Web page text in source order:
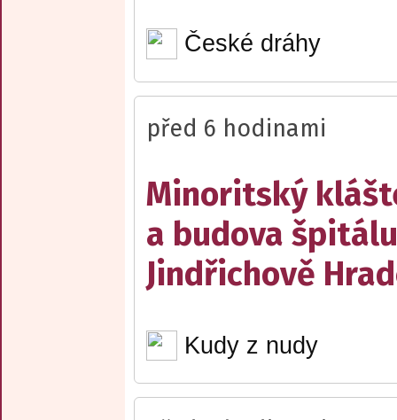
České dráhy
před 6 hodinami
Minoritský
a budova
Jindřichově
Kudy z nudy